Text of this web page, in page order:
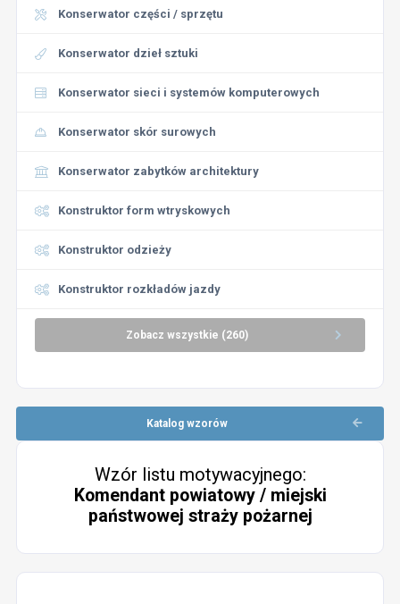
Konserwator części / sprzętu
Konserwator dzieł sztuki
Konserwator sieci i systemów komputerowych
Konserwator skór surowych
Konserwator zabytków architektury
Konstruktor form wtryskowych
Konstruktor odzieży
Konstruktor rozkładów jazdy
Zobacz wszystkie (260)
Katalog wzorów
Wzór listu motywacyjnego:
Komendant powiatowy / miejski
państwowej straży pożarnej